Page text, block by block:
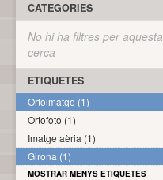
CATEGORIES
No hi ha filtres per aquesta
cerca
ETIQUETES
Ortoimatge (1)
Ortofoto (1)
Imatge aèria (1)
Girona (1)
MOSTRAR MENYS ETIQUETES